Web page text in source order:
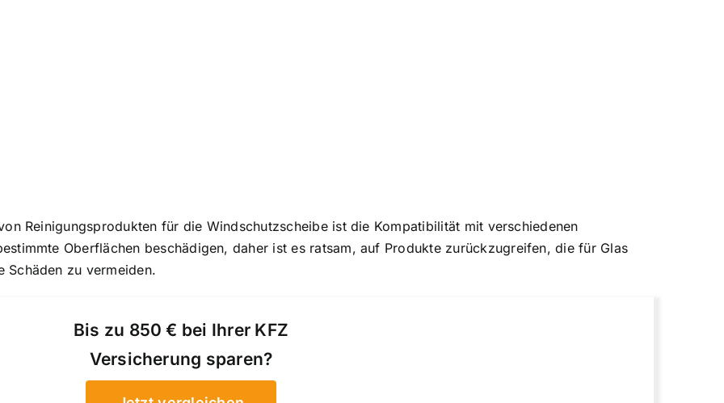
Reinigungsprodukten für die Windschutzscheibe ist die Kompatibilität mit verschiedenen
Oberflächen beschädigen, daher ist es ratsam, auf Produkte zurückzugreifen, die für Glas
Schäden zu vermeiden.
Bis zu 850 € bei Ihrer KFZ
Versicherung sparen?